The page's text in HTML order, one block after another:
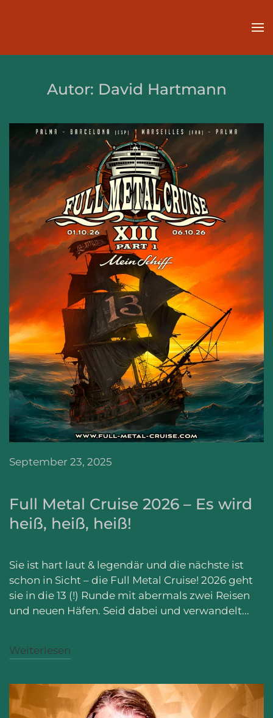
Autor: David Hartmann
September 23, 2025
Full Metal Cruise 2026 – Es wird
heiß, heiß, heiß!
Sie ist hart laut & legendär und die nächste ist
schon in Sicht – die Full Metal Cruise! 2026 geht
sie in die 13 (!) Runde mit abermals zwei Reisen
und neuen Häfen. Seid dabei und verwandelt...
Weiterlesen